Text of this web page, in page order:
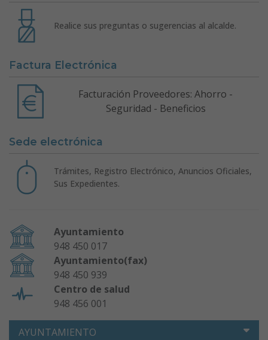
Realice sus preguntas o sugerencias al alcalde.
Factura Electrónica
Facturación Proveedores: Ahorro -
Seguridad - Beneficios
Sede electrónica
Trámites, Registro Electrónico, Anuncios Oficiales,
Sus Expedientes.
Ayuntamiento
948 450 017
Ayuntamiento(fax)
948 450 939
Centro de salud
948 456 001
AYUNTAMIENTO